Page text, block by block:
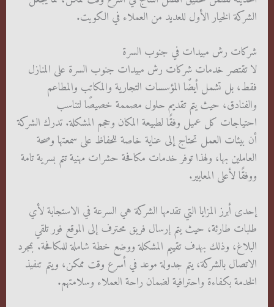
الشركة الخيار الأول للعديد من العملاء في الكويت.
شركات رش مبيدات في جنوب السرة
لا تقتصر خدمات شركات رش مبيدات جنوب السرة على المنازل
فقط، بل تشمل أيضًا المؤسسات التجارية والمكاتب والمطاعم
والفنادق، حيث يتم تقديم حلول مصممة خصيصًا لتناسب
احتياجات كل عميل وفقًا لطبيعة المكان وحجم المشكلة. تدرك الشركة
أن بيئات العمل تحتاج إلى عناية خاصة للحفاظ على سمعتها وصحة
العاملين بها، ولهذا توفر خدمات مكافحة حشرات مهنية تتم بسرية تامة
ووفقًا لأعلى المعايير.
إحدى أبرز المزايا التي تقدمها الشركة هي السرعة في الاستجابة لأي
طلبات طارئة، حيث يتم إرسال فريق محترف إلى الموقع فور تلقي
البلاغ، وذلك بهدف تقييم المشكلة ووضع خطة شاملة للمكافحة. بمجرد
الاتصال بالشركة، يتم جدولة موعد في أسرع وقت ممكن، ويتم تنفيذ
الخدمة بكفاءة واحترافية لضمان راحة العملاء وسلامتهم.